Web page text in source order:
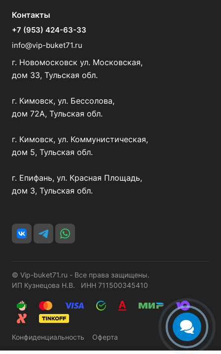
Контакты
+7 (953) 424-63-33
info@vip-buket71.ru
г. Новомосковск ул. Московская,
дом 33, Тульская обл.
г. Кимовск, ул. Бессолова,
дом 72А, Тульская обл.
г. Кимовск, ул. Коммунистическая,
дом 5, Тульская обл.
г. Епифань, ул. Красная Площадь,
дом 3, Тульская обл.
© Vip-buket71.ru - Все права защищены.
ИП Кузнецова Н.В. ИНН 711500345410
Конфиденциальность Оферта